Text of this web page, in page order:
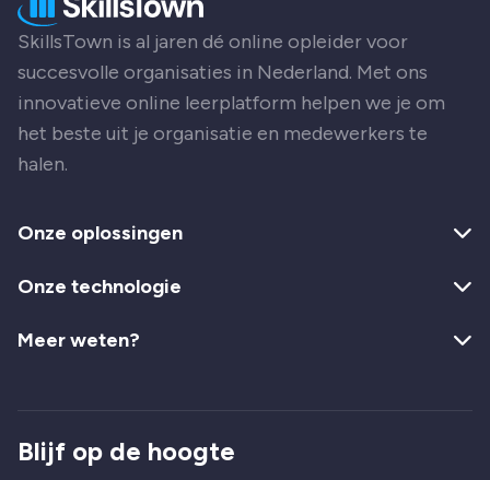
SkillsTown is al jaren dé online opleider voor
succesvolle organisaties in Nederland. Met ons
innovatieve online leerplatform helpen we je om
het beste uit je organisatie en medewerkers te
halen.
Onze oplossingen
Onze technologie
Meer weten?
Blijf op de hoogte